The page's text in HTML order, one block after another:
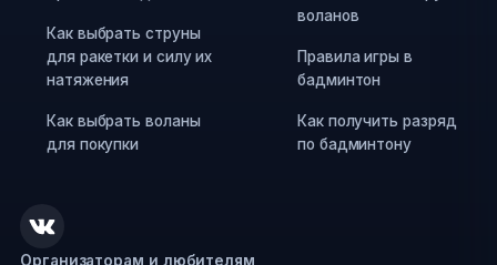
Как выбрать струны
для ракетки и силу их
натяжения
Как выбрать воланы
для покупки
воланов
Правила игры в
бадминтон
Как получить разряд
по бадминтону
Организаторам и любителям